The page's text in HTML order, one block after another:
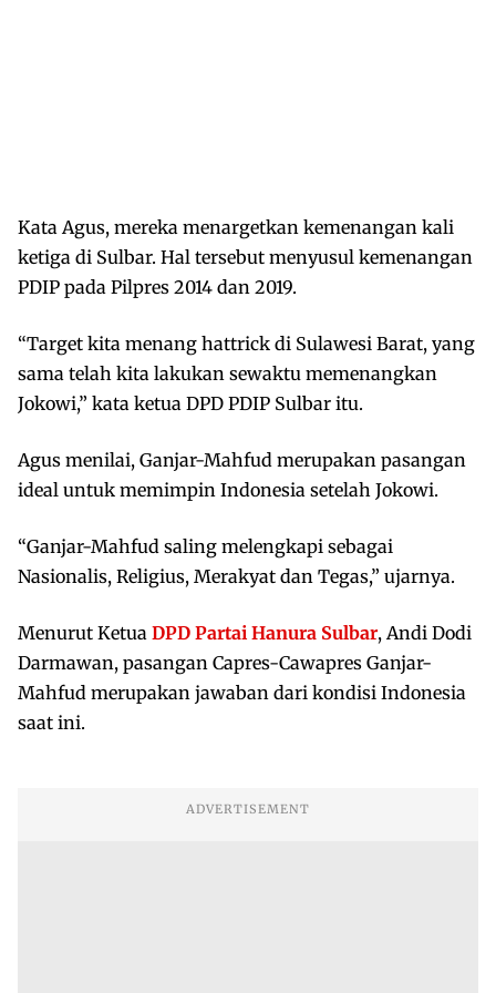
Kata Agus, mereka menargetkan kemenangan kali
ketiga di Sulbar. Hal tersebut menyusul kemenangan
PDIP pada Pilpres 2014 dan 2019.
“Target kita menang hattrick di Sulawesi Barat, yang
sama telah kita lakukan sewaktu memenangkan
Jokowi,” kata ketua DPD PDIP Sulbar itu.
Agus menilai, Ganjar-Mahfud merupakan pasangan
ideal untuk memimpin Indonesia setelah Jokowi.
“Ganjar-Mahfud saling melengkapi sebagai
Nasionalis, Religius, Merakyat dan Tegas,” ujarnya.
Menurut Ketua DPD Partai Hanura Sulbar, Andi Dodi
Darmawan, pasangan Capres-Cawapres Ganjar-
Mahfud merupakan jawaban dari kondisi Indonesia
saat ini.